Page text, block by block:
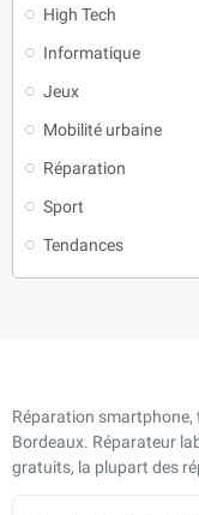
High Tech
Informatique
Jeux
Mobilité urbaine
Réparation
Sport
Tendances
Réparation
Bordeaux. Réparateur
gratuits, la plupart des